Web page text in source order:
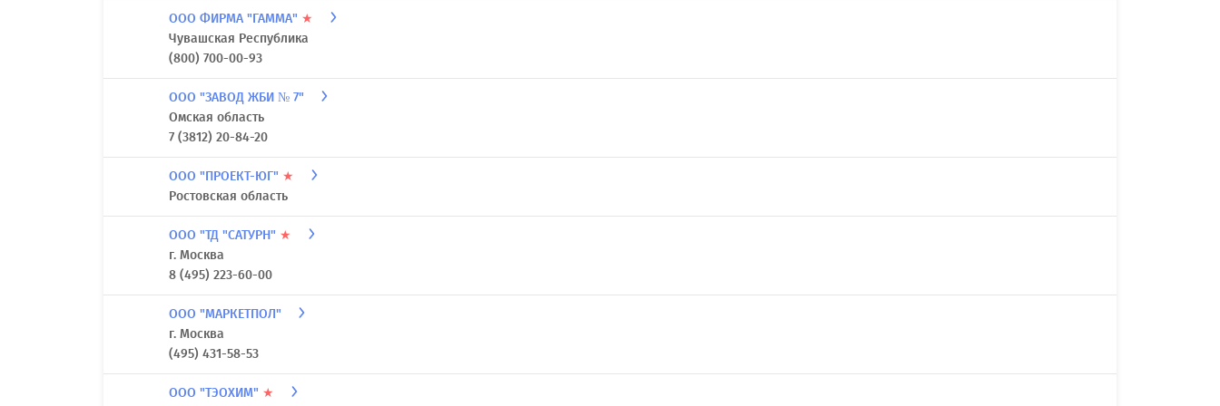
ООО ФИРМА "ГАММА" ★
Чувашская Республика
(800) 700-00-93
ООО "ЗАВОД ЖБИ № 7"
Омская область
7 (3812) 20-84-20
ООО "ПРОЕКТ-ЮГ" ★
Ростовская область
ООО "ТД "САТУРН" ★
г. Москва
8 (495) 223-60-00
ООО "МАРКЕТПОЛ"
г. Москва
(495) 431-58-53
ООО "ТЭОХИМ" ★